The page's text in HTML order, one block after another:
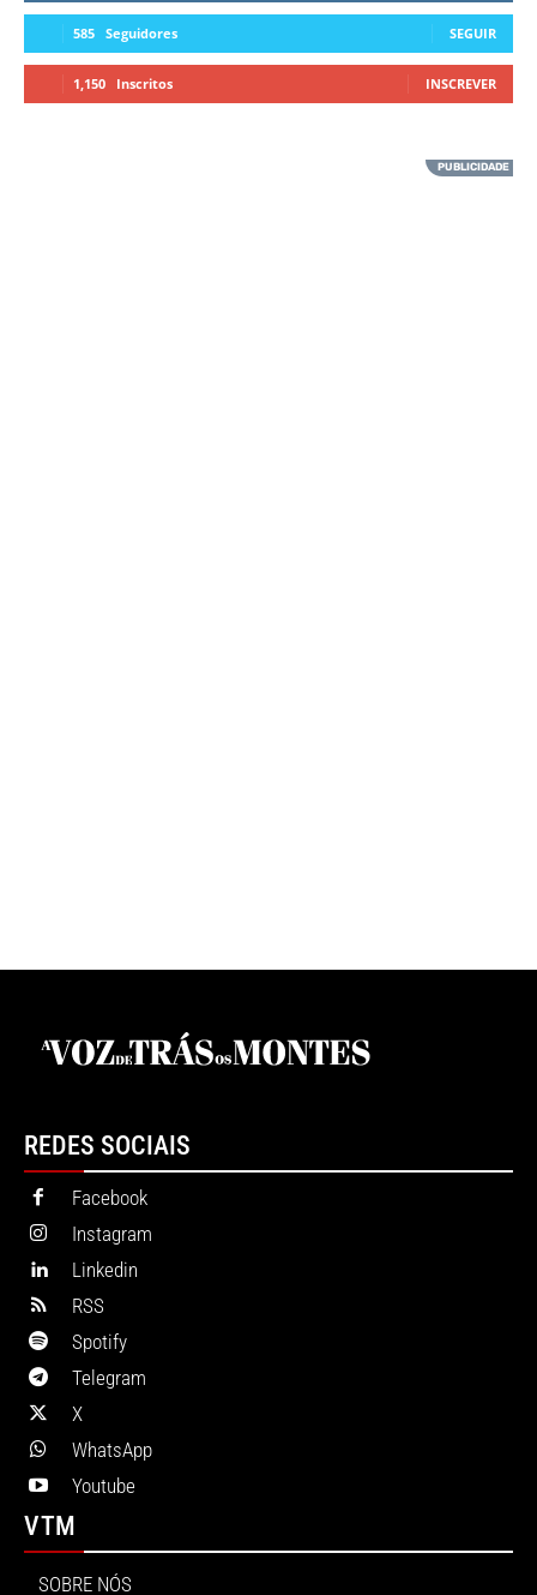
585 Seguidores SEGUIR
1,150 Inscritos INSCREVER
REDES SOCIAIS
Facebook
Instagram
Linkedin
RSS
Spotify
Telegram
X
WhatsApp
Youtube
VTM
SOBRE NÓS